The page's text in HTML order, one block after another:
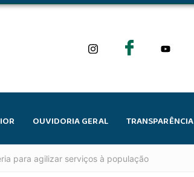
OUVIDORIA GERAL TRANSPARÊNCIA
para agilizar serviços à população